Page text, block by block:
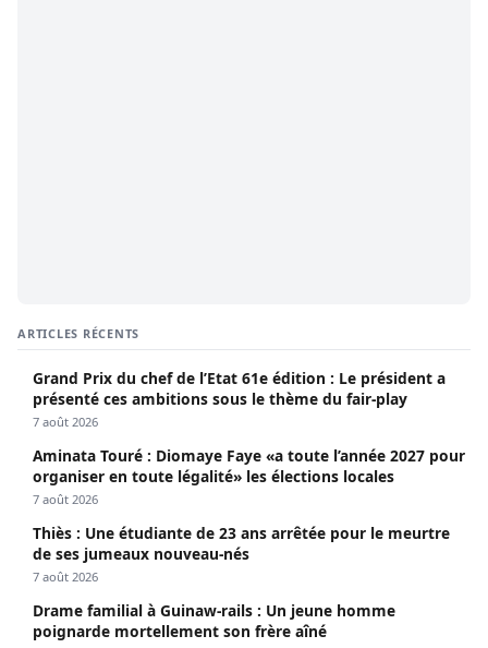
ARTICLES RÉCENTS
Grand Prix du chef de l’Etat 61e édition : Le président a
présenté ces ambitions sous le thème du fair-play
7 août 2026
Aminata Touré : Diomaye Faye «a toute l’année 2027 pour
organiser en toute légalité» les élections locales
7 août 2026
Thiès : Une étudiante de 23 ans arrêtée pour le meurtre
de ses jumeaux nouveau-nés
7 août 2026
Drame familial à Guinaw-rails : Un jeune homme
poignarde mortellement son frère aîné